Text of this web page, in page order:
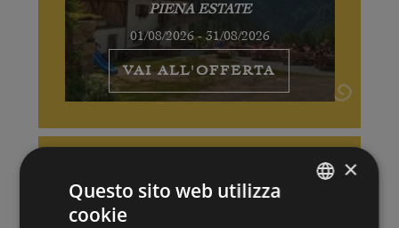
PIENA ESTATE
01/08/2026 - 31/08/2026
VAI ALL'OFFERTA
×
Questo sito web utilizza
cookie